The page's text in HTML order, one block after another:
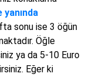
yanında
sonu ise 3 öğün
Öğle
ya da 5-10 Euro
Eğer ki